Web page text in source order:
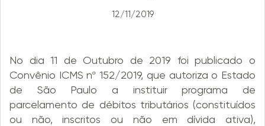
12/11/2019
No dia 11 de Outubro de 2019 foi publicado o
Convênio ICMS nº 152/2019, que autoriza o Estado
de São Paulo a instituir programa de
parcelamento de débitos tributários (constituídos
ou não, inscritos ou não em dívida ativa),